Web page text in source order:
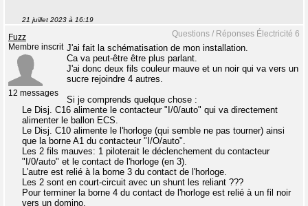
21 juillet 2023 à 16:19
Questions / Réponses Électricité 6
Fuzz
Membre inscrit
12 messages
J'ai fait la schématisation de mon installation.
Ca va peut-être être plus parlant.
J'ai donc deux fils couleur mauve et un noir qui va vers un
sucre rejoindre 4 autres.
Si je comprends quelque chose :
Le Disj. C16 alimente le contacteur "I/0/auto" qui va directement
alimenter le ballon ECS.
Le Disj. C10 alimente le l'horloge (qui semble ne pas tourner) ainsi
que la borne A1 du contacteur "I/O/auto".
Les 2 fils mauves: 1 piloterait le déclenchement du contacteur
"I/0/auto" et le contact de l'horloge (en 3).
L'autre est relié à la borne 3 du contact de l'horloge.
Les 2 sont en court-circuit avec un shunt les reliant ???
Pour terminer la borne 4 du contact de l'horloge est relié à un fil noir
vers un domino.